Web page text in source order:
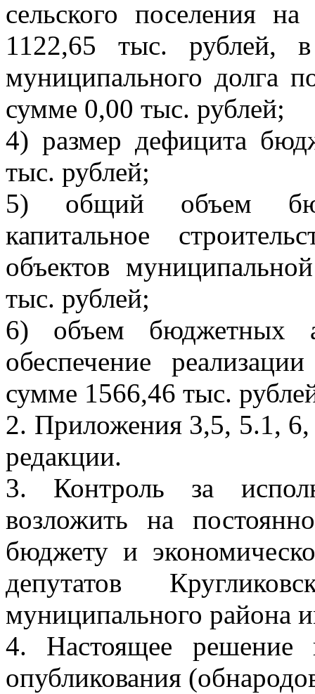
сельского поселения
1122,65 тыс. рублей,
муниципального долга
сумме 0,00 тыс. рублей;
4) размер дефицита
тыс. рублей;
5) общий объем
капитальное
объектов
тыс. рублей;
6) объем бюджетных
обеспечение
сумме 1566,46 тыс.
2. Приложения 3,5, 5.1,
редакции.
3. Контроль за
возложить на
бюджету и
депутатов
муниципального района
4. Настоящее решение
опубликования